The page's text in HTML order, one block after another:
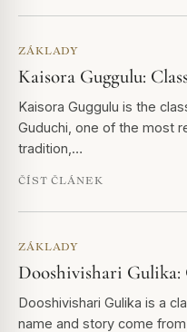
ZÁKLADY
Kaisora Guggulu:
Kaisora Guggulu is the
Guduchi, one of the most
tradition,…
ČÍST ČLÁNEK
ZÁKLADY
Dooshivishari Gulika:
Dooshivishari Gulika is a
name and story come